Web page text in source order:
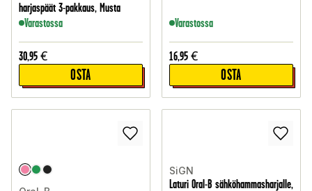
harjaspäät 3-pakkaus, Musta
Varastossa
30,95 €
OSTA
Varastossa
16,95 €
OSTA
SiGN
Laturi Oral-B sähköhammasharjalle,